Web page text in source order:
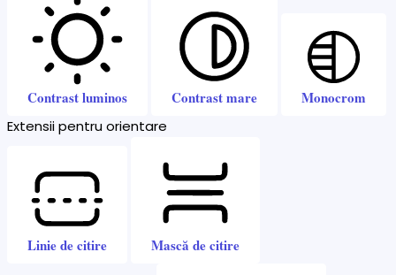
Contrast luminos Contrast mare Monocrom
Extensii pentru orientare
Linie de citire Mască de citire